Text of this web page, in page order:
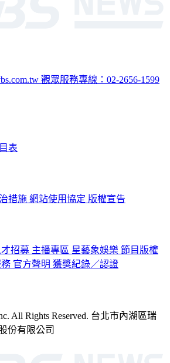
觀眾服務專線：02-2656-1599
表
措施 網站使用協定 版權宣告
才招募 主播專區 星藝象娛樂 節目版權
官方聲明 獲獎紀錄／認證
All Rights Reserved. 台北市內湖區瑞
份有限公司